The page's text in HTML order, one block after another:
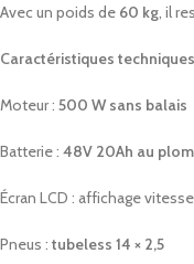
Avec un poids de 60 kg, il
Caractéristiques
Moteur : 500 W sans balais
Batterie : 48V 20Ah au
Écran LCD : affichage
Pneus : tubeless 14 × 2,5